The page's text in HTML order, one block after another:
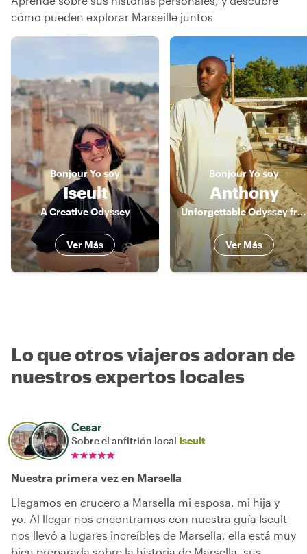
cómo pueden explorar Marseille juntos
BonjourYo soy
Iseult
A Creative Odyssey
Ver Más
BonjourYo soy
Anthony
Unforgettable Odyssey from a third perspective. Unforgettable.
Ver Más
Lo que otros viajeros adoran de
nuestros expertos locales
Cesar
Sobre el anfitrión local Iseult
Nuestra primera vez en Marsella
Llegamos en crucero a Marsella mi esposa, mi hija y
yo. Al llegar nos encontramos con nuestra guía Iseult
nos llevó a lugares increíbles de Marsella, ella está muy
bien preparada sobre la historia de Marsella, sus